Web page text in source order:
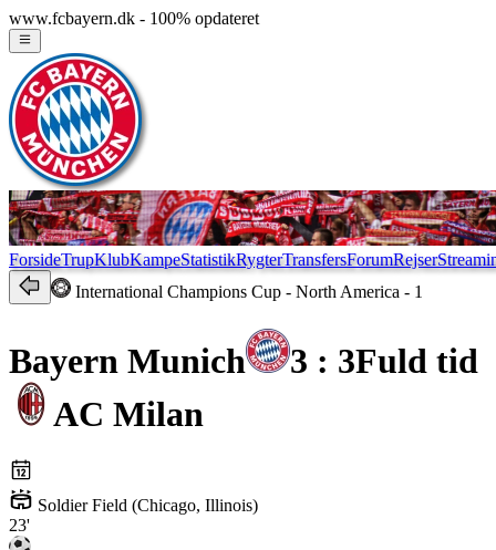
www.fcbayern.dk - 100% opdateret
ForsideTrupKlubKampeStatistikRygterTransfersForumRejser
International Champions Cup - North America - 1
Bayern Munich 3 : 3Fuld tid
AC Milan
Soldier Field (Chicago, Illinois)
23'